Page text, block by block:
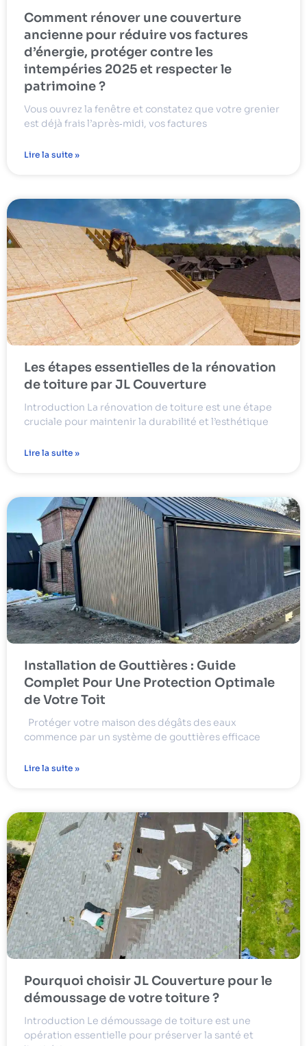
Comment rénover une couverture
ancienne pour réduire vos factures
d’énergie, protéger contre les
intempéries 2025 et respecter le
patrimoine ?
Vous ouvrez la fenêtre et constatez que votre grenier
est déjà frais l’après‑midi, vos factures
Lire la suite »
Les étapes essentielles de la rénovation
de toiture par JL Couverture
Introduction La rénovation de toiture est une étape
cruciale pour maintenir la durabilité et l’esthétique
Lire la suite »
Installation de Gouttières : Guide
Complet Pour Une Protection Optimale
de Votre Toit
Protéger votre maison des dégâts des eaux
commence par un système de gouttières efficace
Lire la suite »
Pourquoi choisir JL Couverture pour le
démoussage de votre toiture ?
Introduction Le démoussage de toiture est une
opération essentielle pour préserver la santé et